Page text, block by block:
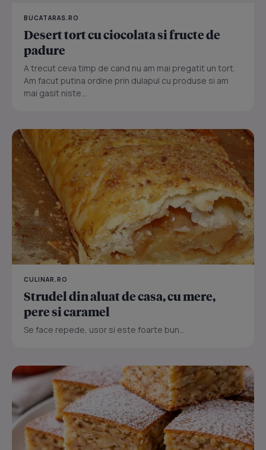
BUCATARAS.RO
Desert tort cu ciocolata si fructe de
padure
A trecut ceva timp de cand nu am mai pregatit un tort.
Am facut putina ordine prin dulapul cu produse si am
mai gasit niste...
CULINAR.RO
Strudel din aluat de casa, cu mere,
pere si caramel
Se face repede, usor si este foarte bun...